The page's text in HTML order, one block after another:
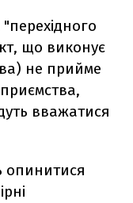
що виконує
не прийме
вважатися
опинитися